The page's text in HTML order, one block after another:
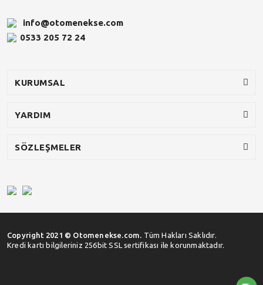
info@otomenekse.com
0533 205 72 24
KURUMSAL
YARDIM
SÖZLEŞMELER
Copyright 2021 © Otomenekse.com. Tüm Hakları Saklıdır.
Kredi kartı bilgileriniz 256bit SSL sertifikası ile korunmaktadır.